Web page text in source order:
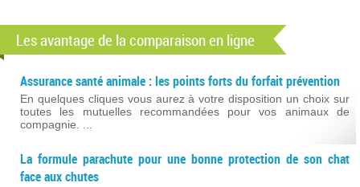
Les avantage de la comparaison en ligne
Assurance santé animale : les points forts du forfait prévention
En quelques cliques vous aurez à votre disposition un choix sur
toutes les mutuelles recommandées pour vos animaux de
compagnie. ...
La formule parachute pour une bonne protection de son chat
face aux chutes